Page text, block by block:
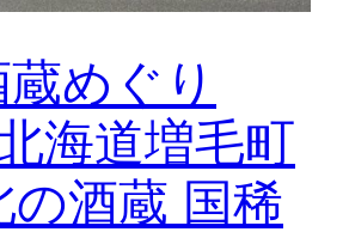
めぐり
海道増毛町
の酒蔵 国稀